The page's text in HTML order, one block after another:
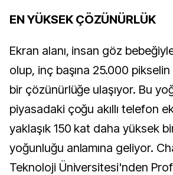
EN YÜKSEK ÇÖZÜNÜRLÜK
Ekran alanı, insan göz
olup, inç başına 25.000
bir çözünürlüğe ulaşıyor. Bu
piyasadaki çoğu akıllı telefon
yaklaşık 150 kat daha yüksek
yoğunluğu anlamına geliyor.
Teknoloji Üniversitesi'nden